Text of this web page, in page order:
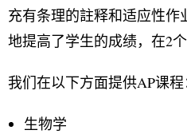
充有条理的註释和适应性作
地提高了学生的成绩，在2
我们在以下方面提供AP课程
生物学